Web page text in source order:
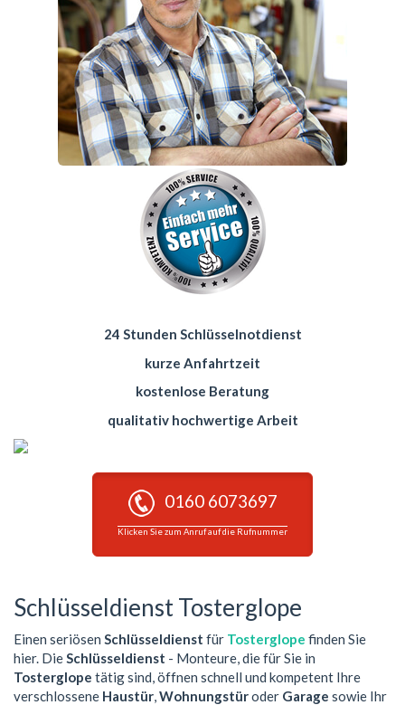
24 Stunden Schlüsselnotdienst
kurze Anfahrtzeit
kostenlose Beratung
qualitativ hochwertige Arbeit
0160 6073697
Klicken Sie zum Anruf auf die Rufnummer
Schlüsseldienst Tosterglope
Einen seriösen Schlüsseldienst für Tosterglope finden Sie
hier. DieSchlüsseldienst - Monteure, die für Sie in
Tosterglope tätig sind, öffnen schnell und kompetent Ihre
verschlossene Haustür,Wohnungstüroder Garage sowie Ihr